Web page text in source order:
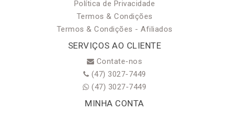
Política de Privacidade
Termos & Condições
Termos & Condições - Afiliados
SERVIÇOS AO CLIENTE
Contate-nos
(47) 3027-7449
(47) 3027-7449
MINHA CONTA